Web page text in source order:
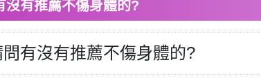
沒有推薦不傷身體的?
有沒有推薦不傷身體的?